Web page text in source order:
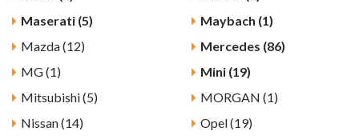
Maserati (5)
Maybach (1)
Mazda (12)
Mercedes (86)
MG (1)
Mini (19)
Mitsubishi (5)
MORGAN (1)
Nissan (14)
Opel (19)